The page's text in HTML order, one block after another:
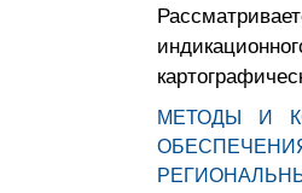
МЕТОДЫ И